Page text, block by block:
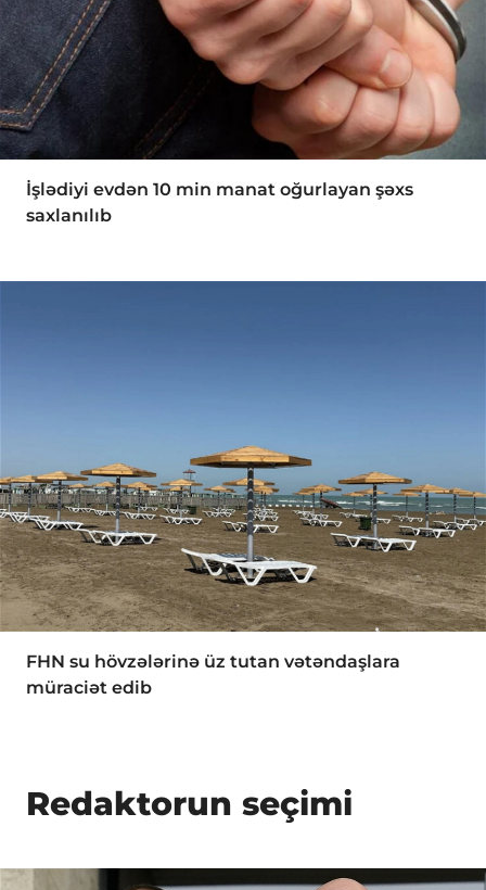
İşlədiyi evdən 10 min manat oğurlayan şəxs
saxlanılıb
FHN su hövzələrinə üz tutan vətəndaşlara
müraciət edib
Redaktorun seçimi